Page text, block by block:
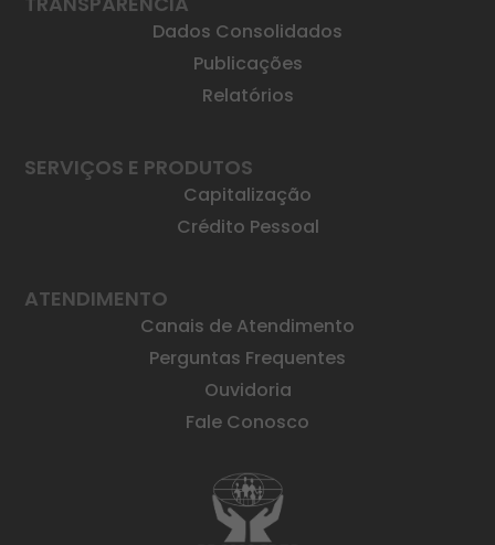
Dados Consolidados
Publicações
Relatórios
SERVIÇOS E PRODUTOS
Capitalização
Crédito Pessoal
ATENDIMENTO
Canais de Atendimento
Perguntas Frequentes
Ouvidoria
Fale Conosco